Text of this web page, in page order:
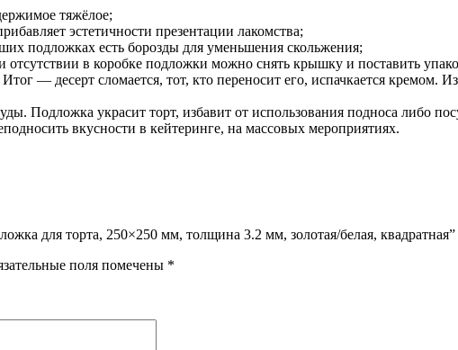
тяжёлое;
эстетичности презентации лакомства;
подложках есть борозды для уменьшения скольжения;
отсутствии в коробке подложки можно снять крышку и поставить
— десерт сломается, тот, кто переносит его, испачкается кремом.
Подложка украсит торт, избавит от использования подноса либо
вкусности в кейтеринге, на массовых мероприятиях.
для торта, 250×250 мм, толщина 3.2 мм, золотая/белая, квадратная”
поля помечены *